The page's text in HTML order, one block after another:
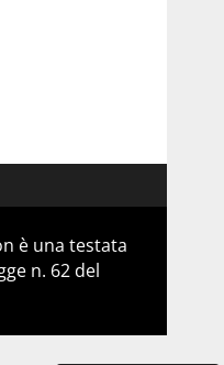
è una testata
n. 62 del